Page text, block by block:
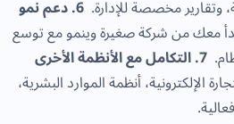
وتقارير مخصصة للإدارة. 6. دعم نمو
معك من شركة صغيرة وينمو مع توسع
7. التكامل مع الأنظمة الأخرى
الإلكترونية، أنظمة الموارد البشرية،